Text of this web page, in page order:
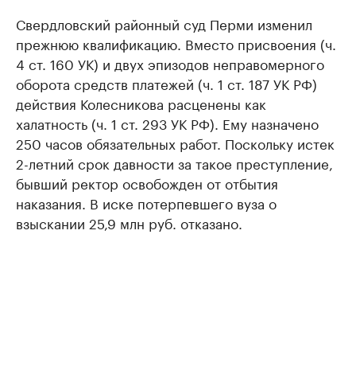
Свердловский районный суд Перми изменил
прежнюю квалификацию. Вместо присвоения (ч.
4 ст. 160 УК) и двух эпизодов неправомерного
оборота средств платежей (ч. 1 ст. 187 УК РФ)
действия Колесникова расценены как
халатность (ч. 1 ст. 293 УК РФ). Ему назначено
250 часов обязательных работ. Поскольку истек
2-летний срок давности за такое преступление,
бывший ректор освобожден от отбытия
наказания. В иске потерпевшего вуза о
взыскании 25,9 млн руб. отказано.